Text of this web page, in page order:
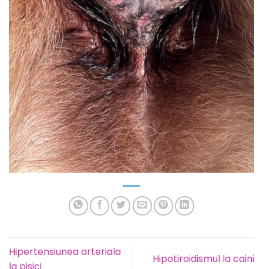
Hipertensiunea arteriala
Hipotiroidismul la caini